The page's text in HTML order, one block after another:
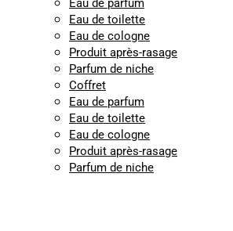
Eau de toilette
Eau de cologne
Produit après-rasage
Parfum de niche
Coffret
Eau de parfum
Eau de toilette
Eau de cologne
Produit après-rasage
Parfum de niche